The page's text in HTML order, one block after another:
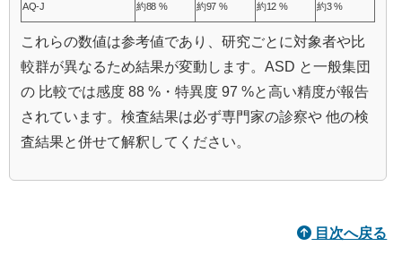
AQ-J 約88 % 約97 % 約12 % 約3 %
これらの数値は参考値であり、研究ごとに対象者や比
較群が異なるため結果が変動します。ASD と一般集団
の 比較では感度 88 %・特異度 97 %と高い精度が報告
されています。検査結果は必ず専門家の診察や 他の検
査結果と併せて解釈してください。
目次へ戻る